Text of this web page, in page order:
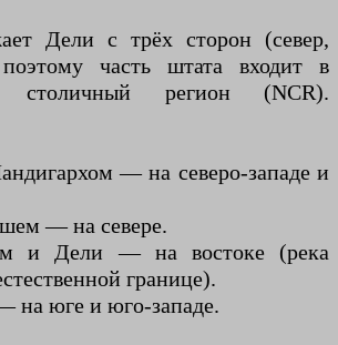
Дели с трёх сторон (север,
часть штата входит в
столичный регион (NCR).
— на северо-западе и
— на севере.
и Дели — на востоке (река
границе).
на юге и юго-западе.